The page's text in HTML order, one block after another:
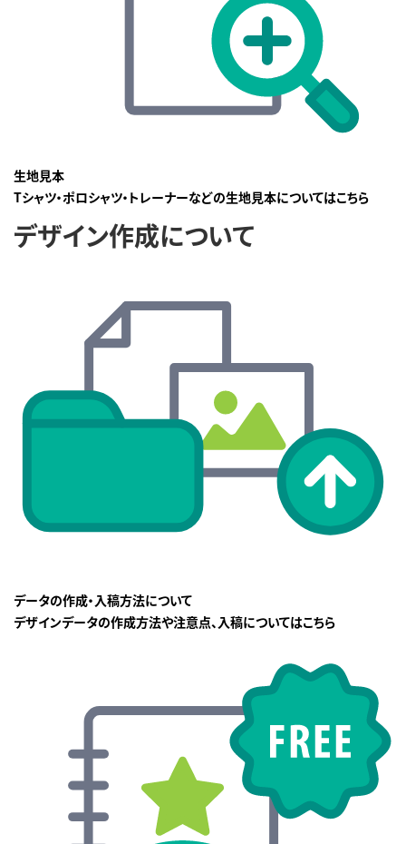
生地見本
Tシャツ・ポロシャツ・トレーナーなどの生地見本についてはこちら
デザイン作成について
データの作成・入稿方法について
デザインデータの作成方法や注意点、入稿についてはこちら